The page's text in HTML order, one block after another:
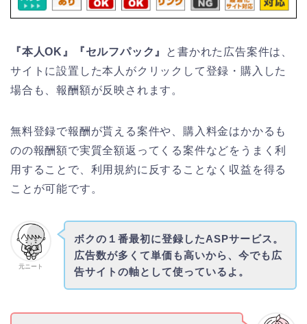
『本人OK』『セルフパック』
と書かれた広告案件は、
サイトに設置した本人がクリックして登録・購入した
場合も、報酬額が反映されます。
無料登録で報酬が貰える案件や、購入料金はかかるも
のの報酬額で実質全額返ってくる案件などをうまく利
用することで、利用規約に反することなく収益を得る
ことが可能です。
元ニート
ボクの１番最初に登録したASPサービス。
広告数が多くて単価も高いから、今でも広
告サイトの軸として使っているよ。